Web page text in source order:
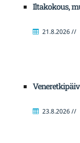
Iltakokous,
21.8.2026 //
23.8.2026 //